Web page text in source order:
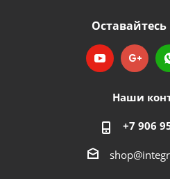
Оставайтесь
Наши
+7 906